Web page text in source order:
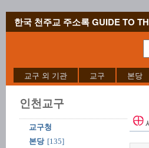
한국 천주교 주소록 GUIDE TO
교구 외 기관 교구 본당
인천교구
교구청
본당 [135]